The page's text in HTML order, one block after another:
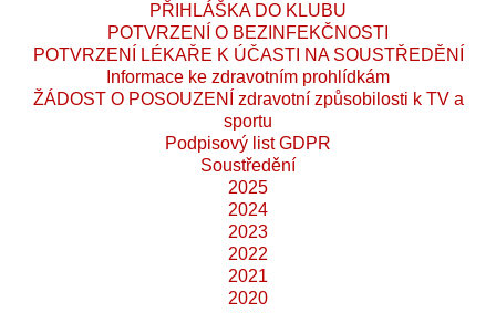
PŘIHLÁŠKA DO KLUBU
POTVRZENÍ O BEZINFEKČNOSTI
POTVRZENÍ LÉKAŘE K ÚČASTI NA SOUSTŘEDĚNÍ
Informace ke zdravotním prohlídkám
ŽÁDOST O POSOUZENÍ zdravotní způsobilosti k TV a
sportu
Podpisový list GDPR
Soustředění
2025
2024
2023
2022
2021
2020